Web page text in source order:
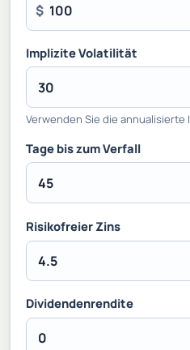
$
Implizite Volatilität
Verwenden Sie die annualisierte
Tage bis zum Verfall
Risikofreier Zins
Dividendenrendite